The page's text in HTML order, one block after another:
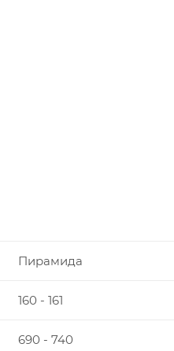
Пирамида
160 - 161
690 - 740